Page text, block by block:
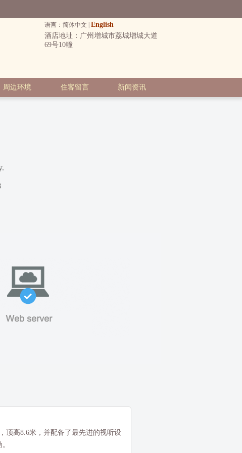
语言：简体中文 | English
酒店地址：广州增城市荔城增城大道
69号10幢
周边环境 住客留言 新闻资讯
顶高8.6米，并配备了最先进的视听设